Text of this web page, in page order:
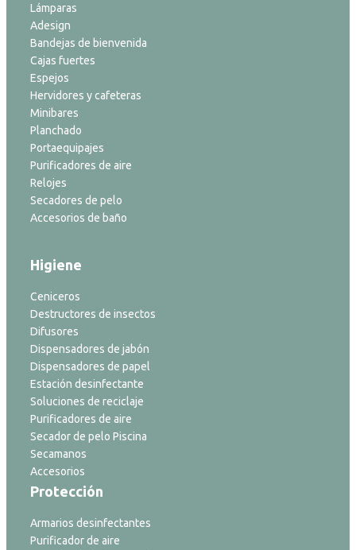
Lámparas
Adesign
Bandejas de bienvenida
Cajas fuertes
Espejos
Hervidores y cafeteras
Minibares
Planchado
Portaequipajes
Purificadores de aire
Relojes
Secadores de pelo
Accesorios de baño
Higiene
Ceniceros
Destructores de insectos
Difusores
Dispensadores de jabón
Dispensadores de papel
Estación desinfectante
Soluciones de reciclaje
Purificadores de aire
Secador de pelo Piscina
Secamanos
Accesorios
Protección
Armarios desinfectantes
Purificador de aire